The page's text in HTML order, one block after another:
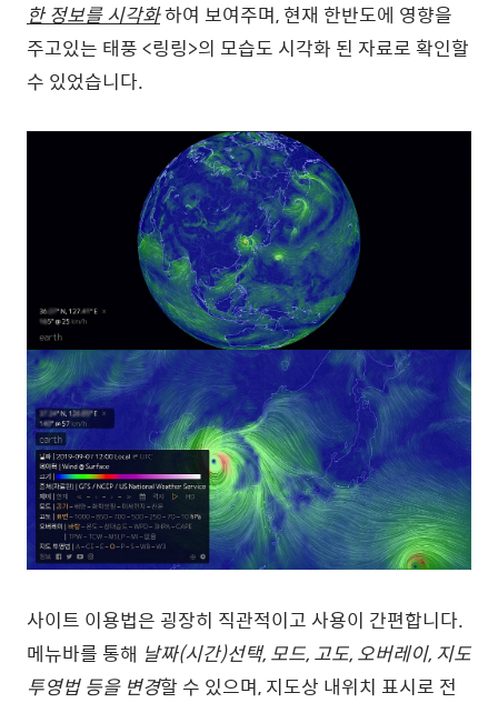
한 정보를 시각화하여 보여주며, 현재 한반도에 영향을
주고있는 태풍 <링링>의 모습도 시각화 된 자료로 확인할
수 있었습니다.
사이트 이용법은 굉장히 직관적이고 사용이 간편합니다.
메뉴바를 통해 날짜(시간)선택, 모드, 고도, 오버레이, 지도
투영법 등을 변경할 수 있으며, 지도상 내위치 표시로 전